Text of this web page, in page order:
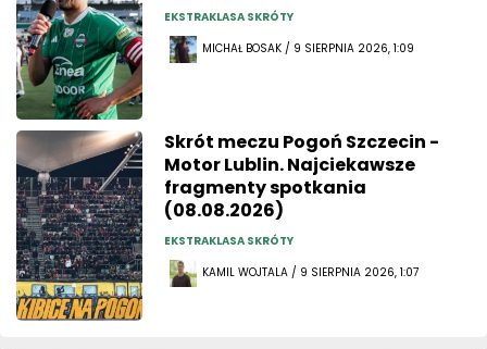
EKSTRAKLASA SKRÓTY
MICHAŁ BOSAK / 9 SIERPNIA 2026, 1:09
Skrót meczu Pogoń Szczecin -
Motor Lublin. Najciekawsze
fragmenty spotkania
(08.08.2026)
EKSTRAKLASA SKRÓTY
KAMIL WOJTALA / 9 SIERPNIA 2026, 1:07